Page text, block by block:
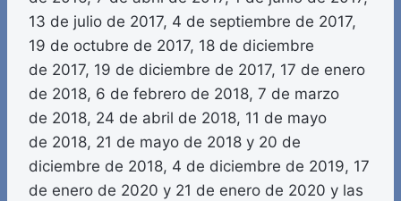
13 de julio de 2017, 4 de septiembre de 2017,
19 de octubre de 2017, 18 de diciembre
de 2017, 19 de diciembre de 2017, 17 de enero
de 2018, 6 de febrero de 2018, 7 de marzo
de 2018, 24 de abril de 2018, 11 de mayo
de 2018, 21 de mayo de 2018 y 20 de
diciembre de 2018, 4 de diciembre de 2019, 17
de enero de 2020 y 21 de enero de 2020 y las